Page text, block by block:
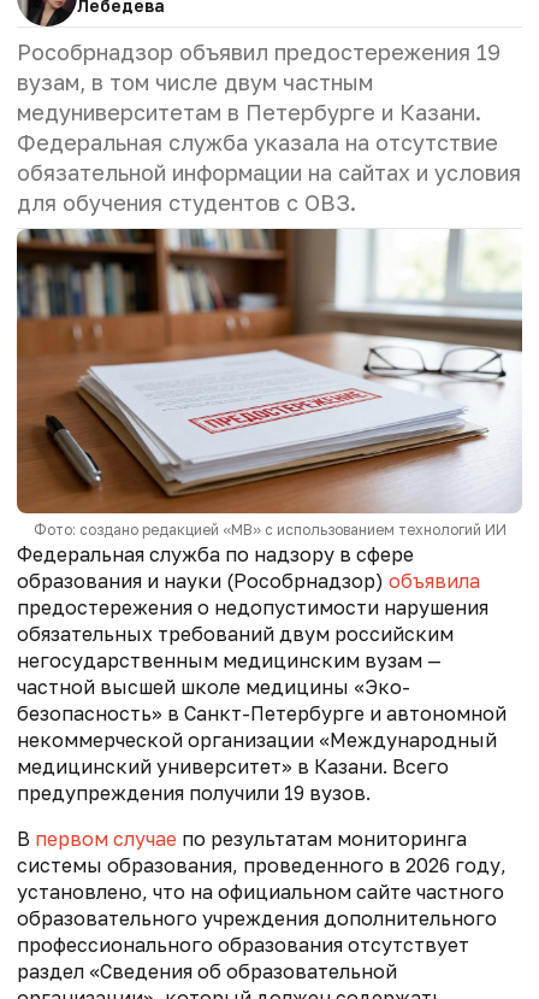
Лебедева
Рособрнадзор объявил предостережения 19
вузам, в том числе двум частным
медуниверситетам в Петербурге и Казани.
Федеральная служба указала на отсутствие
обязательной информации на сайтах и условия
для обучения студентов с ОВЗ.
Фото: создано редакцией «МВ» с использованием технологий ИИ
Федеральная служба по надзору в сфере
образования и науки (Рособрнадзор) объявила
предостережения о недопустимости нарушения
обязательных требований двум российским
негосударственным медицинским вузам —
частной высшей школе медицины «Эко-
безопасность» в Санкт-Петербурге и автономной
некоммерческой организации «Международный
медицинский университет» в Казани. Всего
предупреждения получили 19 вузов.
В первом случае по результатам мониторинга
системы образования, проведенного в 2026 году,
установлено, что на официальном сайте частного
образовательного учреждения дополнительного
профессионального образования отсутствует
раздел «Сведения об образовательной